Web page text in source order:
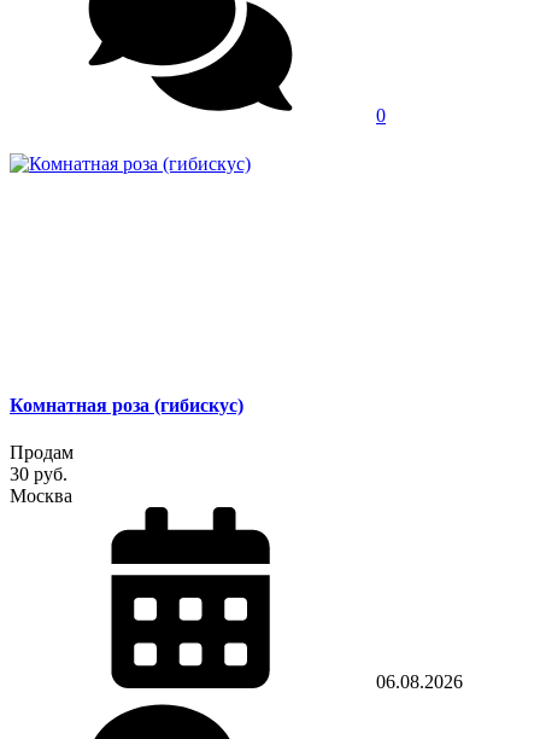
0
Комнатная роза (гибискус)
Продам
30 руб.
Москва
06.08.2026